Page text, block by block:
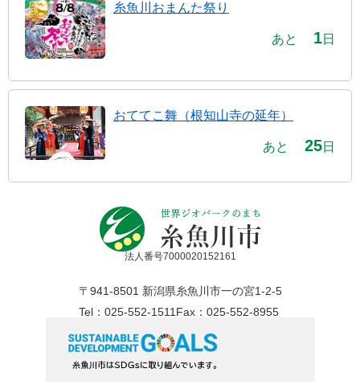
糸魚川おまんた祭り
あと 1日
おててこ舞（根知山寺の延年）
あと 25日
法人番号7000020152161
〒941-8501 新潟県糸魚川市一の宮1-2-5
Tel：025-552-1511 Fax：025-552-8955